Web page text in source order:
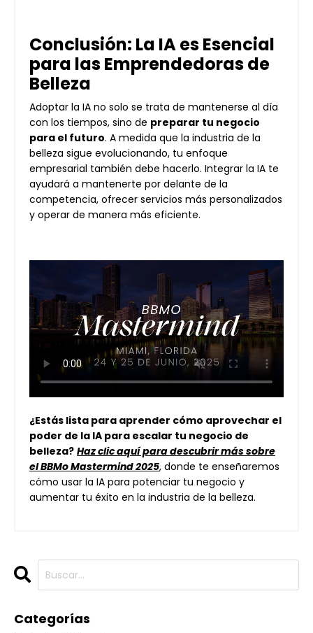
Conclusión: La IA es Esencial
para las Emprendedoras de
Belleza
Adoptar la IA no solo se trata de mantenerse al día
con los tiempos, sino de preparar tu negocio
para el futuro. A medida que la industria de la
belleza sigue evolucionando, tu enfoque
empresarial también debe hacerlo. Integrar la IA te
ayudará a mantenerte por delante de la
competencia, ofrecer servicios más personalizados
y operar de manera más eficiente.
¿Estás lista para aprender cómo aprovechar el
poder de la IA para escalar tu negocio de
belleza? Haz clic aquí para descubrir más sobre
el BBMo Mastermind 2025, donde te enseñaremos
cómo usar la IA para potenciar tu negocio y
aumentar tu éxito en la industria de la belleza.
Categorías